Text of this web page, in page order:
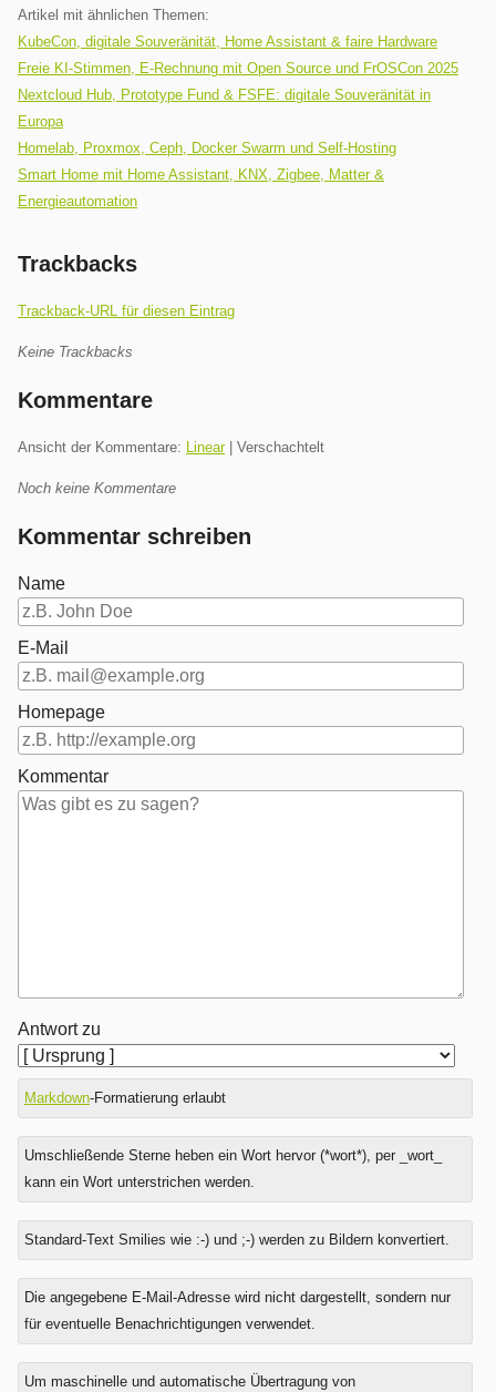
Artikel mit ähnlichen Themen:
KubeCon, digitale Souveränität, Home Assistant & faire Hardware
Freie KI-Stimmen, E-Rechnung mit Open Source und FrOSCon 2025
Nextcloud Hub, Prototype Fund & FSFE: digitale Souveränität in
Europa
Homelab, Proxmox, Ceph, Docker Swarm und Self-Hosting
Smart Home mit Home Assistant, KNX, Zigbee, Matter &
Energieautomation
Trackbacks
Trackback-URL für diesen Eintrag
Keine Trackbacks
Kommentare
Ansicht der Kommentare: Linear| Verschachtelt
Noch keine Kommentare
Kommentar schreiben
Name
E-Mail
Homepage
Kommentar
Antwort zu
Markdown-Formatierung erlaubt
Umschließende Sterne heben ein Wort hervor (*wort*), per _wort_
kann ein Wort unterstrichen werden.
Standard-Text Smilies wie :-) und ;-) werden zu Bildern konvertiert.
Was
ist
Drei
plus
Die angegebene E-Mail-Adresse wird nicht dargestellt, sondern nur
für eventuelle Benachrichtigungen verwendet.
Um maschinelle und automatische Übertragung von